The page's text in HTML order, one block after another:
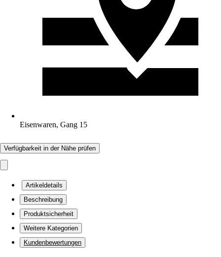
Eisenwaren, Gang 15
Verfügbarkeit in der Nähe prüfen
Artikeldetails
Beschreibung
Produktsicherheit
Weitere Kategorien
Kundenbewertungen